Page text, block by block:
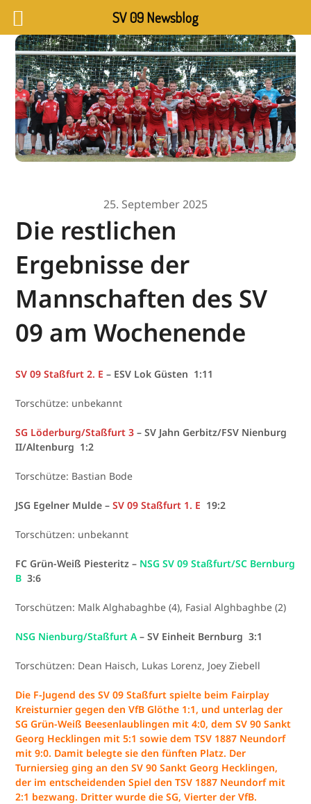
25. September 2025
Die restlichen
Ergebnisse der
Mannschaften des SV
09 am Wochenende
SV 09 Staßfurt 2. E – ESV Lok Güsten 1:11
Torschütze: unbekannt
SG Löderburg/Staßfurt 3– SV Jahn Gerbitz/FSV Nienburg
II/Altenburg 1:2
Torschütze: Bastian Bode
JSG Egelner Mulde –SV 09 Staßfurt 1. E 19:2
Torschützen: unbekannt
FC Grün-Weiß Piesteritz – NSG SV 09 Staßfurt/SC Bernburg
B 3:6
Torschützen: Malk Alghabaghbe (4), Fasial Alghbaghbe (2)
NSG Nienburg/Staßfurt A– SV Einheit Bernburg 3:1
Torschützen: Dean Haisch, Lukas Lorenz, Joey Ziebell
Die F-Jugend des SV 09 Staßfurt spielte beim Fairplay
Kreisturnier gegen den VfB Glöthe 1:1, und unterlag der
SG Grün-Weiß Beesenlaublingen mit 4:0, dem SV 90 Sankt
Georg Hecklingen mit 5:1 sowie dem TSV 1887 Neundorf
mit 9:0. Damit belegte sie den fünften Platz. Der
Turniersieg ging an den SV 90 Sankt Georg Hecklingen,
der im entscheidenden Spiel den TSV 1887 Neundorf mit
2:1 bezwang. Dritter wurde die SG, Vierter der VfB.
SV 09 Newsblog